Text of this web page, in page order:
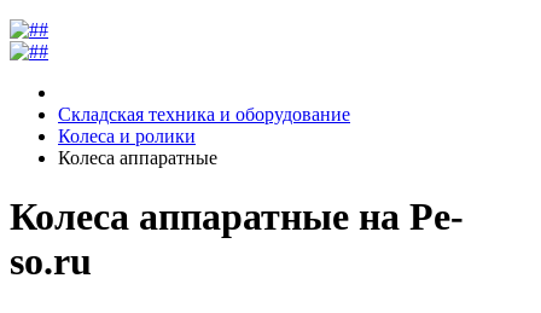
Складская техника и оборудование
Колеса и ролики
Колеса аппаратные
Колеса аппаратные на Pe-
so.ru